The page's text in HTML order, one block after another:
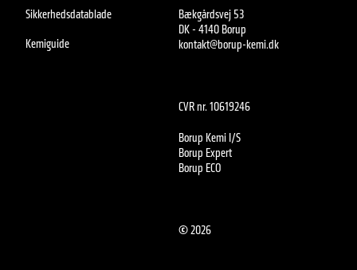
Sikkerhedsdatablade
Kemiguide
Bækgårdsvej 53
DK - 4140 Borup
kontakt@borup-kemi.dk
CVR nr. 10619246
Borup Kemi I/S
Borup Expert
Borup ECO
©2026